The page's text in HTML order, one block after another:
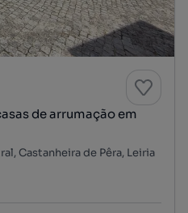
de arrumação em
Castanheira de Pêra, Leiria